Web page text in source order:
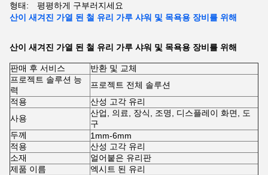
형태:
평평하게 구부러지세요
산이 새겨진 가열 된 철 유리 가루 샤워 및 목욕용 장비를 위해
산이 새겨진 가열 된 철 유리 가루 샤워 및 목욕용 장비를 위해
판매 후 서비스
반환 및 교체
프로젝트 솔루션 능
력
프로젝트 전체 솔루션
적용
산성 고각 유리
사용
산업, 의료, 장식, 조명, 디스플레이 화면, 도
구
두께
1mm-6mm
적용
산성 고각 유리
소재
얼어붙은 유리판
제품 이름
엑시트 된 유리